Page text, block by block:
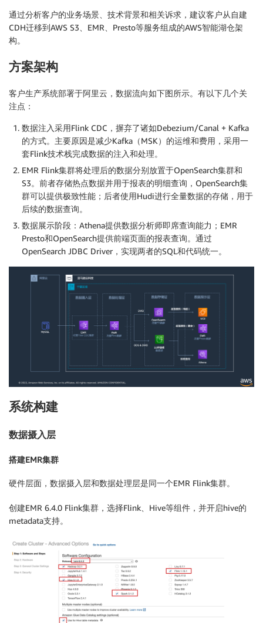
通过分析客户的业务场景、技术背景和相关诉求，建议客户从自建
CDH迁移到AWS S3、EMR、Presto等服务组成的AWS智能湖仓架
构。
方案架构
客户生产系统部署于阿里云，数据流向如下图所示。有以下几个关
注点：
数据注入采用Flink CDC，摒弃了诸如Debezium/Canal + Kafka
的方式。主要原因是减少Kafka（MSK）的运维和费用，采用一
套Flink技术栈完成数据的注入和处理。
EMR Flink集群将处理后的数据分别放置于OpenSearch集群和
S3。前者存储热点数据并用于报表的明细查询，OpenSearch集
群可以提供极致性能；后者使用Hudi进行全量数据的存储，用于
后续的数据查询。
数据展示阶段：Athena提供数据分析师即席查询能力；EMR
Presto和OpenSearch提供前端页面的报表查询。通过
OpenSearch JDBC Driver，实现两者的SQL和代码统一。
系统构建
数据摄入层
搭建EMR集群
硬件层面，数据摄入层和数据处理层是同一个EMR Flink集群。
创建EMR 6.4.0 Flink集群，选择Flink、Hive等组件，并开启hive的
metadata支持。